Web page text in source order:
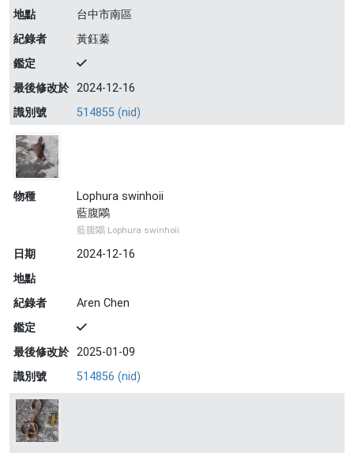
地點
台中市南區
紀錄者
黃鈺蓁
鑑定
最後修改於 2024-12-16
識別號
514855 (nid)
物種
Lophura swinhoii
藍腹鷴
藍腹鷴 Lophura swinhoii
日期
2024-12-16
地點
紀錄者
Aren Chen
鑑定
最後修改於 2025-01-09
識別號
514856 (nid)